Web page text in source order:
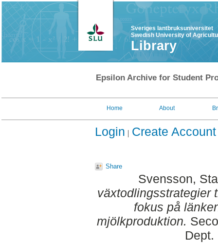
Sveriges lantbruksuniversitet
Swedish University of
Library
Epsilon Archive for Student
Home About
Login Create Account
Share
Svensson,
växtodlingsstrategier
fokus på
mjölkproduktion.